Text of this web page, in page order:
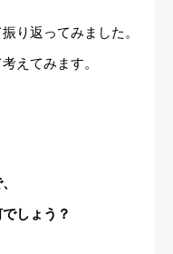
り返ってみました。
えてみます。
しょう？